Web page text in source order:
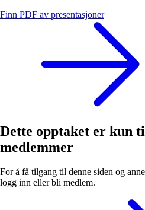
Finn PDF av presentasjoner
Dette opptaket er kun
medlemmer
For å få tilgang til denne siden og
logg inn eller bli medlem.